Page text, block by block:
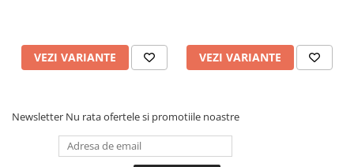
VEZI VARIANTE VEZI VARIANTE
Newsletter Nu rata ofertele si promotiile noastre